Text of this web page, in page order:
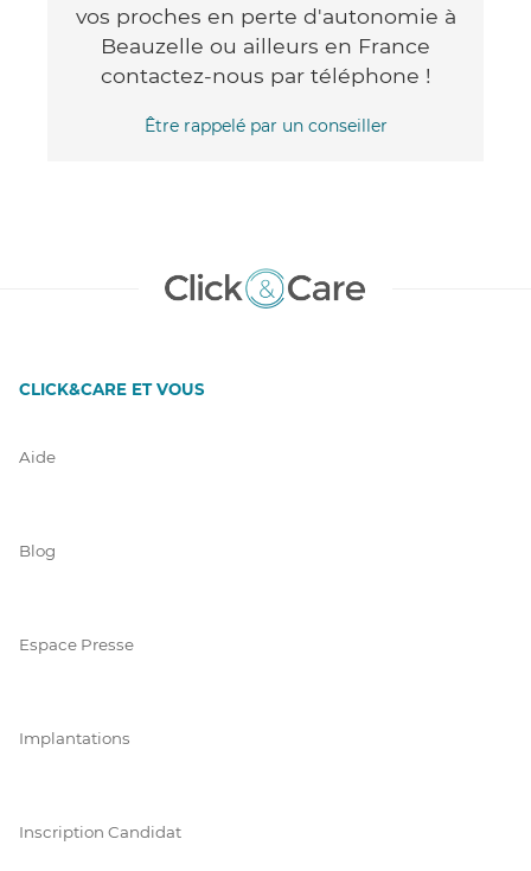
vos proches en perte d'autonomie à
Beauzelle ou ailleurs en France
contactez-nous par téléphone !
Être rappelé par un conseiller
CLICK&CARE ET VOUS
Aide
Blog
Espace Presse
Implantations
Inscription Candidat